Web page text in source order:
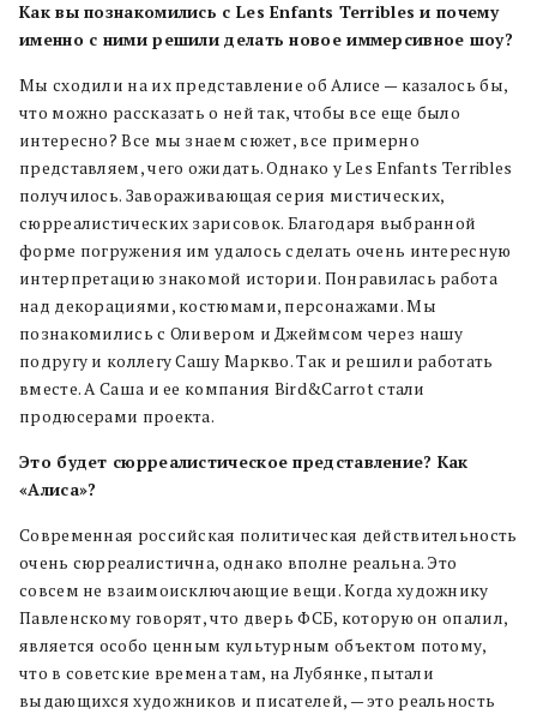
Как вы познакомились с Les Enfants Terribles и почему
именно с ними решили делать новое иммерсивное шоу?
Мы сходили на их представление об Алисе — казалось бы,
что можно рассказать о ней так, чтобы все еще было
интересно? Все мы знаем сюжет, все примерно
представляем, чего ожидать. Однако у Les Enfants Terribles
получилось. Завораживающая серия мистических,
сюрреалистических зарисовок. Благодаря выбранной
форме погружения им удалось сделать очень интересную
интерпретацию знакомой истории. Понравилась работа
над декорациями, костюмами, персонажами. Мы
познакомились с Оливером и Джеймсом через нашу
подругу и коллегу Сашу Маркво. Так и решили работать
вместе. А Саша и ее компания Bird&Carrot стали
продюсерами проекта.
Это будет сюрреалистическое представление? Как
«Алиса»?
Современная российская политическая действительность
очень сюрреалистична, однако вполне реальна. Это
совсем не взаимоисключающие вещи. Когда художнику
Павленскому говорят, что дверь ФСБ, которую он опалил,
является особо ценным культурным объектом потому,
что в советские времена там, на Лубянке, пытали
выдающихся художников и писателей, — это реальность